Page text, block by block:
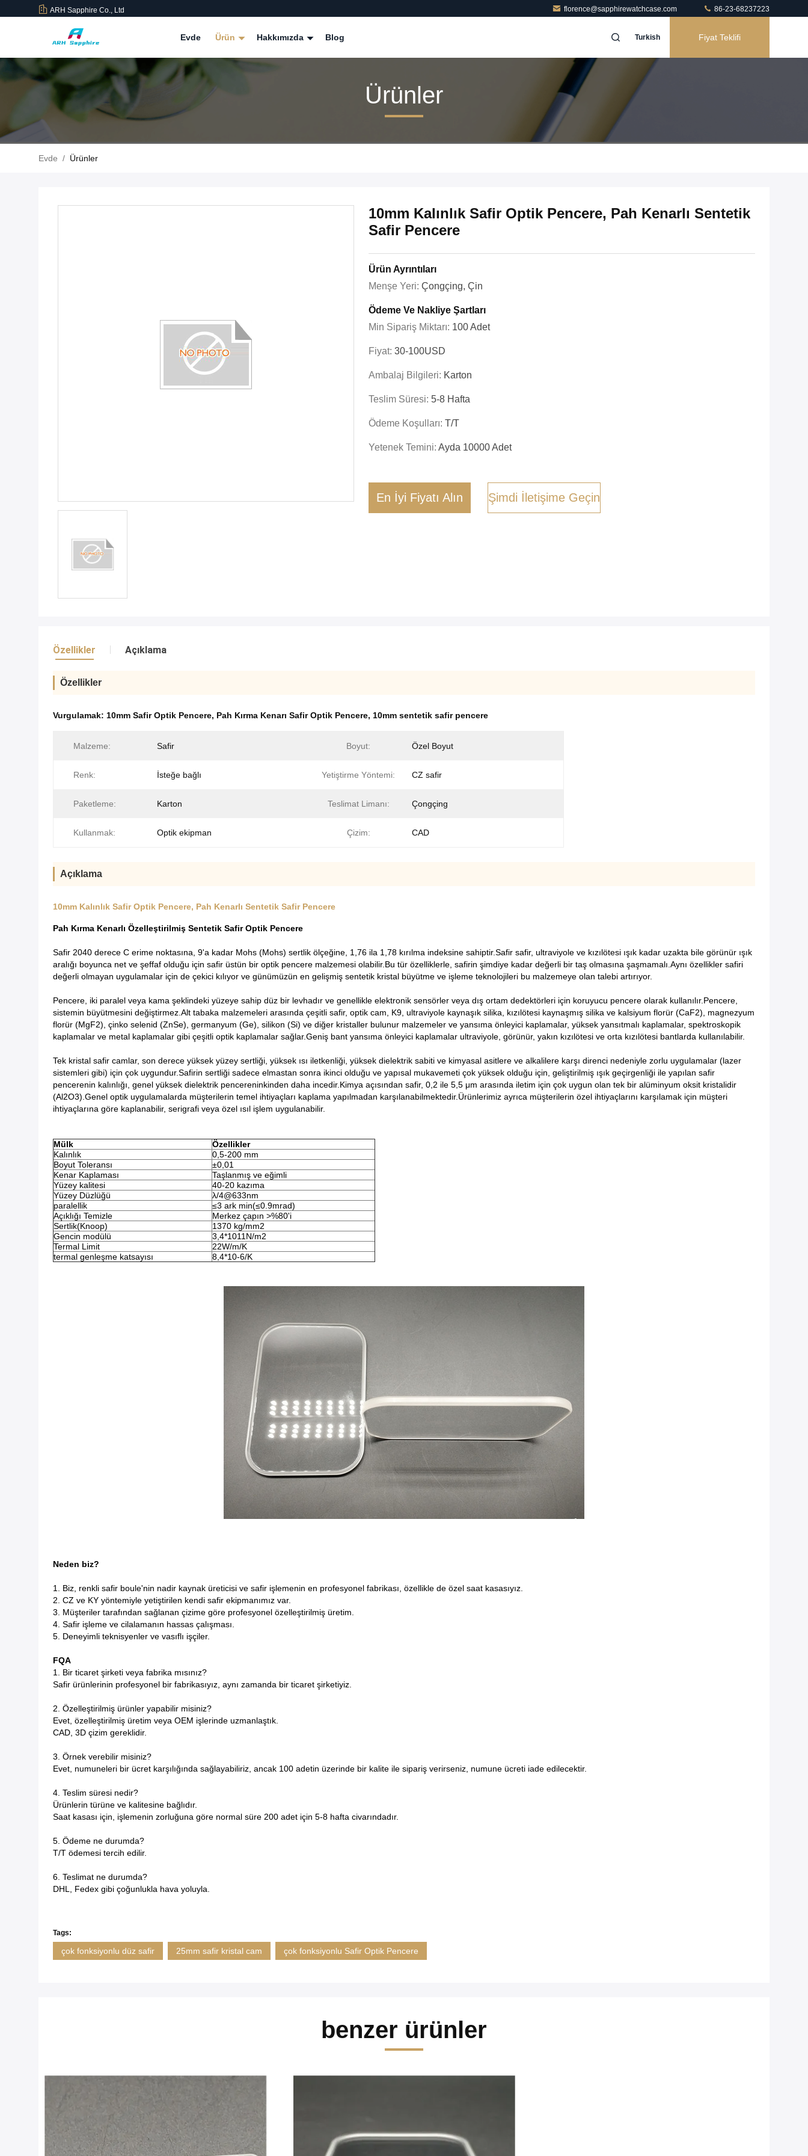
ARH Sapphire Co., Ltd florence@sapphirewatchcase.com 86-23-68237223
Evde Ürün Hakkımızda Blog Turkish Fiyat Teklifi
Ürünler
Evde / Ürünler
10mm Kalınlık Safir Optik Pencere, Pah Kenarlı Sentetik
Safir Pencere
Ürün Ayrıntıları
Menşe Yeri: Çongçing, Çin
Ödeme Ve Nakliye Şartları
Min Sipariş Miktarı: 100 Adet
Fiyat: 30-100USD
Ambalaj Bilgileri: Karton
Teslim Süresi: 5-8 Hafta
Ödeme Koşulları: T/T
Yetenek Temini: Ayda 10000 Adet
En İyi Fiyatı Alın Şimdi İletişime Geçin
Özellikler Açıklama
Özellikler
Vurgulamak: 10mm Safir Optik Pencere, Pah Kırma Kenarı Safir Optik Pencere, 10mm sentetik safir pencere
Malzeme: Safir Boyut: Özel Boyut
Renk: İsteğe bağlı Yetiştirme Yöntemi: CZ safir
Paketleme: Karton Teslimat Limanı: Çongçing
Kullanmak: Optik ekipman Çizim: CAD
Açıklama
10mm Kalınlık Safir Optik Pencere, Pah Kenarlı Sentetik Safir Pencere
Pah Kırma Kenarlı Özelleştirilmiş Sentetik Safir Optik Pencere
Safir 2040 derece C erime noktasına, 9'a kadar Mohs (Mohs) sertlik ölçeğine, 1,76 ila 1,78 kırılma indeksine sahiptir.Safir safir, ultraviyole ve kızılötesi ışık kadar uzakta bile görünür ışık
aralığı boyunca net ve şeffaf olduğu için safir üstün bir optik pencere malzemesi olabilir.Bu tür özelliklerle, safirin şimdiye kadar değerli bir taş olmasına şaşmamalı.Aynı özellikler safiri
değerli olmayan uygulamalar için de çekici kılıyor ve günümüzün en gelişmiş sentetik kristal büyütme ve işleme teknolojileri bu malzemeye olan talebi artırıyor.
Pencere, iki paralel veya kama şeklindeki yüzeye sahip düz bir levhadır ve genellikle elektronik sensörler veya dış ortam dedektörleri için koruyucu pencere olarak kullanılır.Pencere,
sistemin büyütmesini değiştirmez.Alt tabaka malzemeleri arasında çeşitli safir, optik cam, K9, ultraviyole kaynaşık silika, kızılötesi kaynaşmış silika ve kalsiyum florür (CaF2), magnezyum
florür (MgF2), çinko selenid (ZnSe), germanyum (Ge), silikon (Si) ve diğer kristaller bulunur malzemeler ve yansıma önleyici kaplamalar, yüksek yansıtmalı kaplamalar, spektroskopik
kaplamalar ve metal kaplamalar gibi çeşitli optik kaplamalar sağlar.Geniş bant yansıma önleyici kaplamalar ultraviyole, görünür, yakın kızılötesi ve orta kızılötesi bantlarda kullanılabilir.
Tek kristal safir camlar, son derece yüksek yüzey sertliği, yüksek ısı iletkenliği, yüksek dielektrik sabiti ve kimyasal asitlere ve alkalilere karşı direnci nedeniyle zorlu uygulamalar (lazer
sistemleri gibi) için çok uygundur.Safirin sertliği sadece elmastan sonra ikinci olduğu ve yapısal mukavemeti çok yüksek olduğu için, geliştirilmiş ışık geçirgenliği ile yapılan safir
pencerenin kalınlığı, genel yüksek dielektrik pencereninkinden daha incedir.Kimya açısından safir, 0,2 ile 5,5 μm arasında iletim için çok uygun olan tek bir alüminyum oksit kristalidir
(Al2O3).Genel optik uygulamalarda müşterilerin temel ihtiyaçları kaplama yapılmadan karşılanabilmektedir.Ürünlerimiz ayrıca müşterilerin özel ihtiyaçlarını karşılamak için müşteri
ihtiyaçlarına göre kaplanabilir, serigrafi veya özel ısıl işlem uygulanabilir.
Mülk
Özellikler
Kalınlık
0,5-200 mm
Boyut Toleransı
±0,01
Kenar Kaplaması
Taşlanmış ve eğimli
Yüzey kalitesi
40-20 kazıma
Yüzey Düzlüğü
λ/4@633nm
paralellik
≤3 ark min(≤0.9mrad)
Açıklığı Temizle
Merkez çapın >%80'i
Sertlik(Knoop)
1370 kg/mm2
Gencin modülü
3,4*1011N/m2
Termal Limit
22W/m/K
termal genleşme katsayısı
8,4*10-6/K
Neden biz?
1. Biz, renkli safir boule'nin nadir kaynak üreticisi ve safir işlemenin en profesyonel fabrikası, özellikle de özel saat kasasıyız.
2. CZ ve KY yöntemiyle yetiştirilen kendi safir ekipmanımız var.
3. Müşteriler tarafından sağlanan çizime göre profesyonel özelleştirilmiş üretim.
4. Safir işleme ve cilalamanın hassas çalışması.
5. Deneyimli teknisyenler ve vasıflı işçiler.
FQA
1. Bir ticaret şirketi veya fabrika mısınız?
Safir ürünlerinin profesyonel bir fabrikasıyız, aynı zamanda bir ticaret şirketiyiz.
2. Özelleştirilmiş ürünler yapabilir misiniz?
Evet, özelleştirilmiş üretim veya OEM işlerinde uzmanlaştık.
CAD, 3D çizim gereklidir.
3. Örnek verebilir misiniz?
Evet, numuneleri bir ücret karşılığında sağlayabiliriz, ancak 100 adetin üzerinde bir kalite ile sipariş verirseniz, numune ücreti iade edilecektir.
4. Teslim süresi nedir?
Ürünlerin türüne ve kalitesine bağlıdır.
Saat kasası için, işlemenin zorluğuna göre normal süre 200 adet için 5-8 hafta civarındadır.
5. Ödeme ne durumda?
T/T ödemesi tercih edilir.
6. Teslimat ne durumda?
DHL, Fedex gibi çoğunlukla hava yoluyla.
Tags:
çok fonksiyonlu düz safir 25mm safir kristal cam çok fonksiyonlu Safir Optik Pencere
benzer ürünler